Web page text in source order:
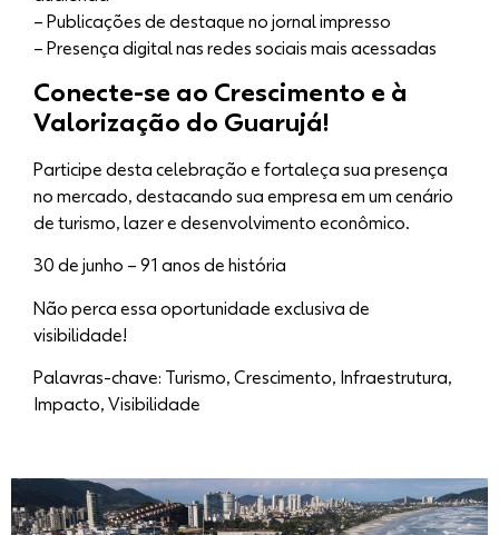
– Publicações de destaque no jornal impresso
– Presença digital nas redes sociais mais acessadas
Conecte-se ao Crescimento e à
Valorização do Guarujá!
Participe desta celebração e fortaleça sua presença
no mercado, destacando sua empresa em um cenário
de turismo, lazer e desenvolvimento econômico.
30 de junho – 91 anos de história
Não perca essa oportunidade exclusiva de
visibilidade!
Palavras-chave: Turismo, Crescimento, Infraestrutura,
Impacto, Visibilidade